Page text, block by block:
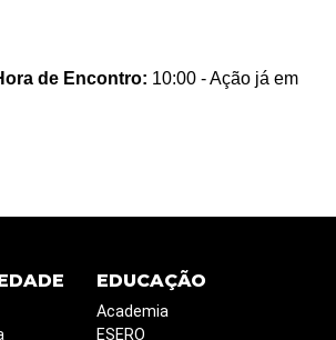
de Encontro: 10:00 - Ação já em
EDUCAÇÃO
Academia
ESERO